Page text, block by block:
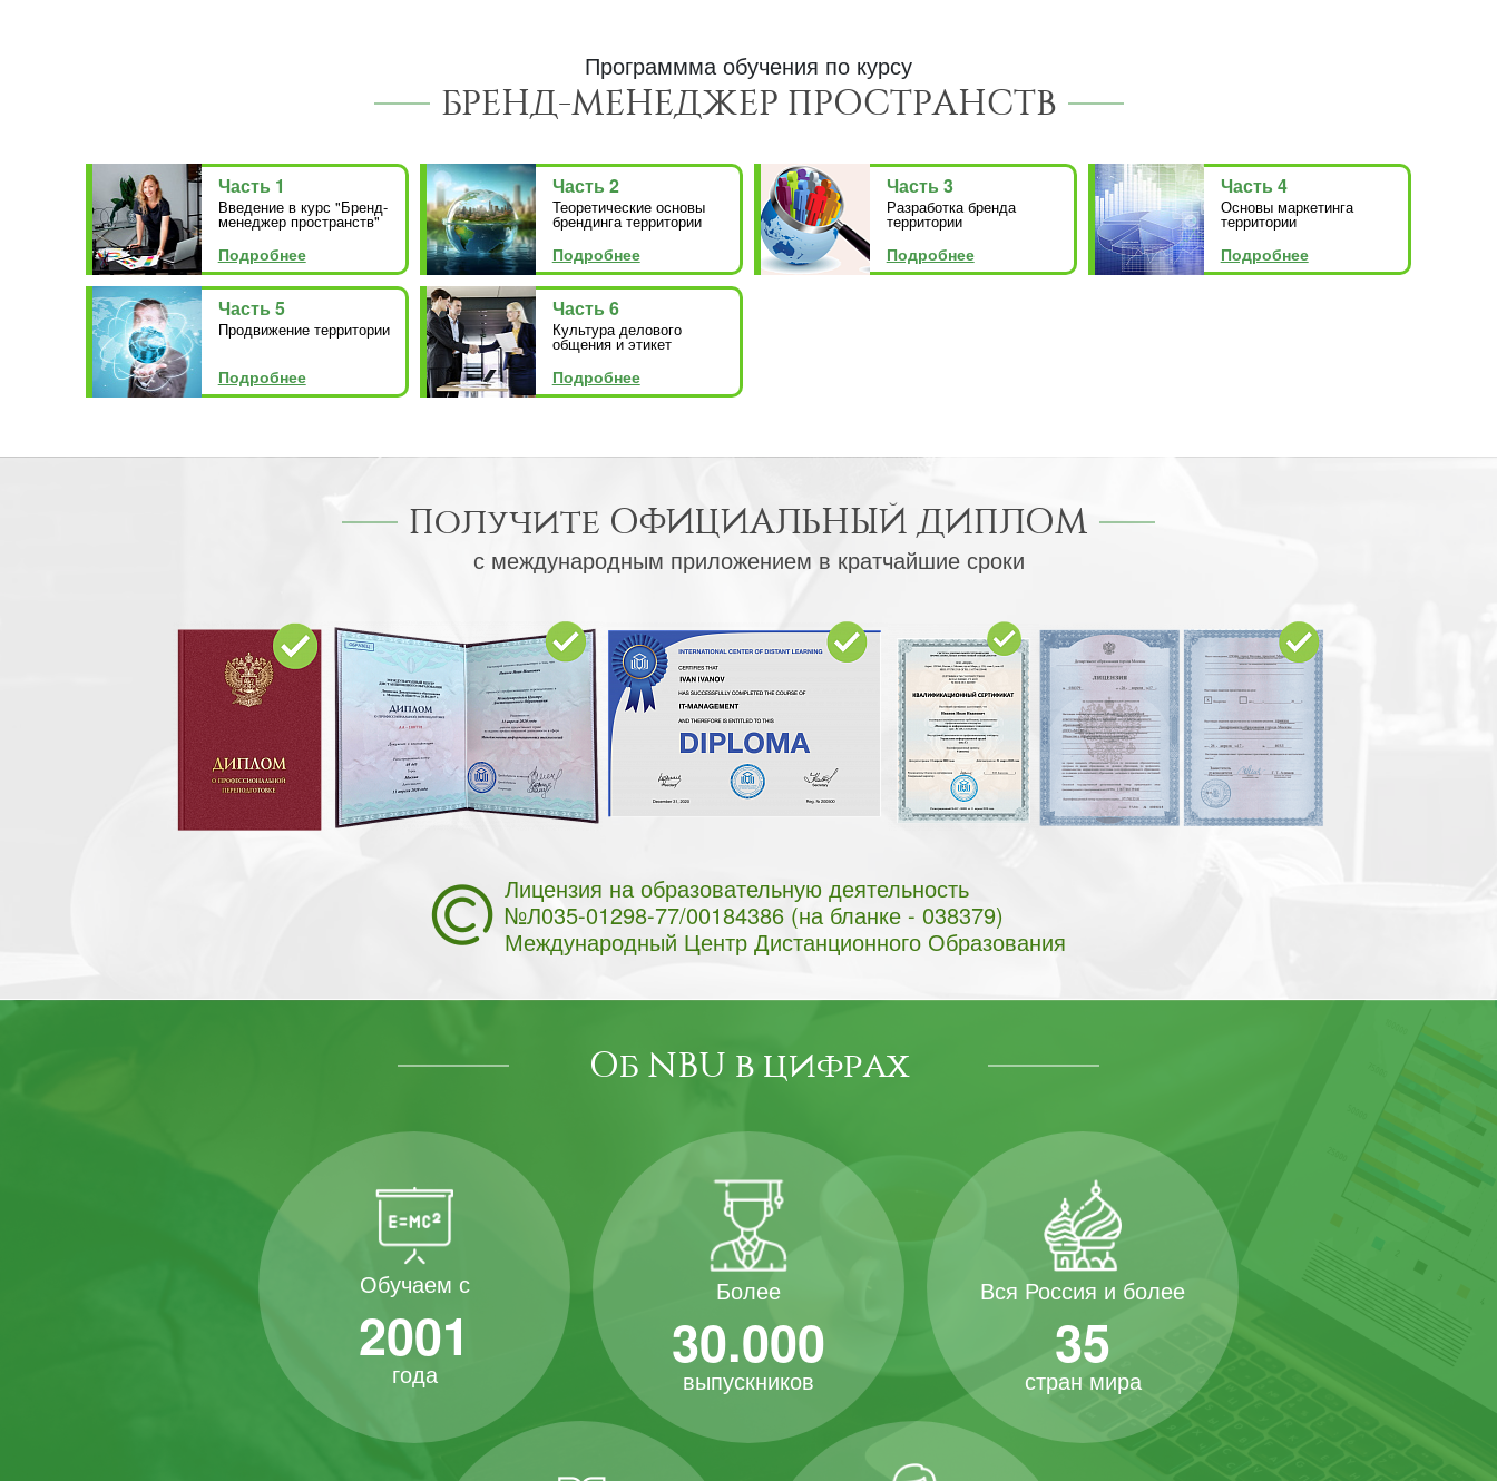
Программма обучения по курсу
БРЕНД-МЕНЕДЖЕР ПРОСТРАНСТВ
Часть 1
Введение в курс "Бренд-
менеджер пространств"
Подробнее
Часть 2
Теоретические основы
брендинга территории
Подробнее
Часть 3
Разработка бренда
территории
Подробнее
Часть 4
Основы маркетинга
территории
Подробнее
Часть 5
Продвижение территории
Подробнее
Часть 6
Культура делового
общения и этикет
Подробнее
Получите ОФИЦИАЛЬНЫЙ ДИПЛОМ
с международным приложением в кратчайшие сроки
Лицензия на образовательную деятельность
№Л035-01298-77/00184386 (на бланке - 038379)
Международный Центр Дистанционного Образования
Об NBU в цифрах
Обучаем с
2001
года
Более
30.000
выпускников
Вся Россия и более
35
стран мира